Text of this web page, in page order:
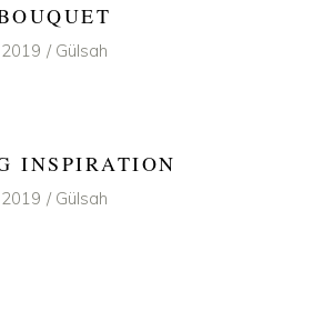
Gülsah
INSPIRATION
Gülsah